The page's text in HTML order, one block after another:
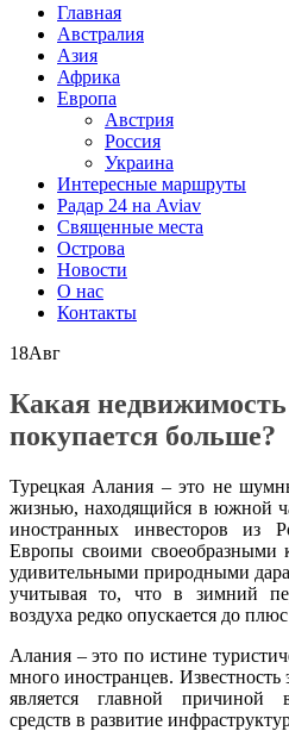
Главная
Австралия
Азия
Африка
Европа
Австрия
Россия
Украина
Интересные маршруты
Радар 24 на Aviav
Священные места
Острова
Новости
О нас
Контакты
18Авг
Какая
покупается больше?
Турецкая Алания – это не
жизнью, находящийся в южной
иностранных инвесторов из
Европы своими своеобразными
удивительными природными
учитывая то, что в зимний
воздуха редко опускается до
Алания – это по истине
много иностранцев. Известность
является главной причиной
средств в развитие